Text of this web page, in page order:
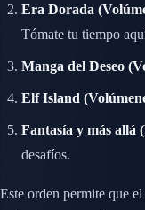
Era Dorada
Tómate tu tiempo
Manga del Deseo
Elf Island
Fantasía y más allá
desafíos.
Este orden permite que